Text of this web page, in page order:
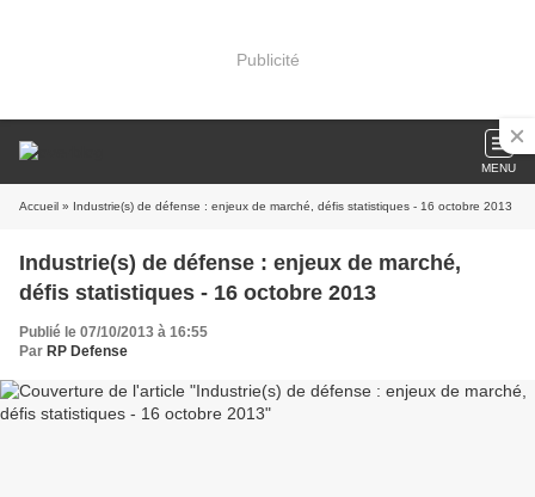
Publicité
MENU
Accueil » Industrie(s) de défense : enjeux de marché, défis statistiques - 16 octobre 2013
Industrie(s) de défense : enjeux de marché,
défis statistiques - 16 octobre 2013
Publié le 07/10/2013 à 16:55
Par RP Defense